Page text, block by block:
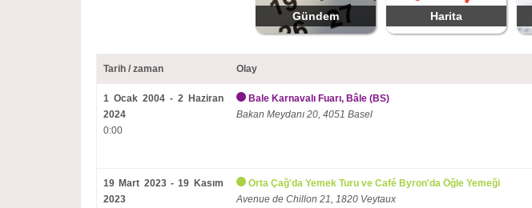
Gündem Harita
Tarih / zaman Olay
1 Ocak 2004 - 2 Haziran
2024
0:00
Bale Karnavalı Fuarı, Bâle (BS)
Bakan Meydanı 20, 4051 Basel
19 Mart 2023 - 19 Kasım
2023
Orta Çağ'da Yemek Turu ve Café Byron'da Öğle Yemeği
Avenue de Chillon 21, 1820 Veytaux